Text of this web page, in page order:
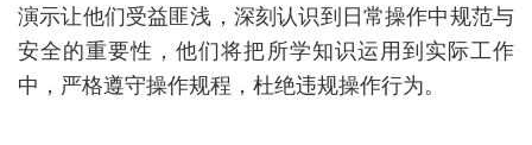
演示让他们受益匪浅，深刻认识到日常操作中规范与
安全的重要性，他们将把所学知识运用到实际工作
中，严格遵守操作规程，杜绝违规操作行为。